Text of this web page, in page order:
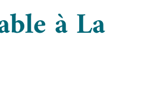
à La